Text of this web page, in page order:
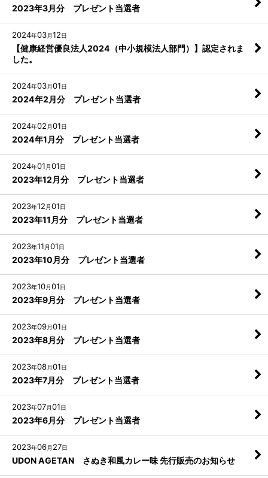
2023年3月分 プレゼント当選者
2024年03月12日
【健康経営優良法人2024（中小規模法人部門）】認定されま
した。
2024年03月01日
2024年2月分 プレゼント当選者
2024年02 月01日
2024年1月分 プレゼント当選者
2024年01 月01日
2023年12月分 プレゼント当選者
2023年12 月01日
2023年11月分 プレゼント当選者
2023年11 月01日
2023年10月分 プレゼント当選者
2023年10月01日
2023年9月分 プレゼント当選者
2023年09月01日
2023年8月分 プレゼント当選者
2023年08月01日
2023年7月分 プレゼント当選者
2023年07月01日
2023年6月分 プレゼント当選者
2023年06月 27日
UDON AGETAN さぬき和風カレー味 先行販売のお知らせ